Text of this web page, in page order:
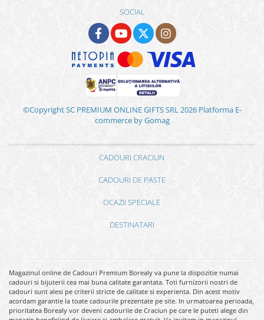
SOCIAL
©Copyright SC PREMIUM ONLINE GIFTS SRL 2026 Platforma E-
commerce by Gomag
CADOURI CRACIUN
CADOURI DE PASTE
OCAZII SPECIALE
DESTINATARI
Magazinul online de Cadouri Premium Borealy va pune la dispozitie numai
cadouri si bijuterii cea mai buna calitate garantata. Toti furnizorii nostri de
cadouri sunt alesi pe criterii stricte de calitate si experienta. Din acest motiv
acordam garantie la toate cadourile prezentate pe site. In urmatoarea perioada,
prioritatea Borealy vor deveni cadourile de Craciun pe care le puteti alege din